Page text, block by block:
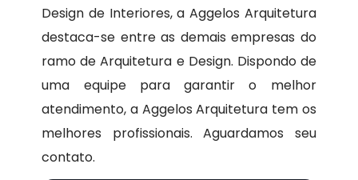
Design de Interiores, a Aggelos Arquitetura
destaca-se entre as demais empresas do
ramo de Arquitetura e Design. Dispondo de
uma equipe para garantir o melhor
atendimento, a Aggelos Arquitetura tem os
melhores profissionais. Aguardamos seu
contato.